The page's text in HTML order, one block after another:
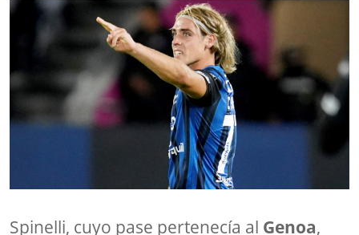
Spinelli, cuyo pase pertenecía al Genoa,